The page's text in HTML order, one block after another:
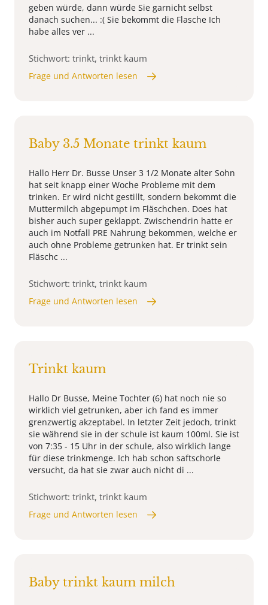
geben würde, dann würde Sie garnicht selbst
danach suchen... :( Sie bekommt die Flasche Ich
habe alles ver ...
Stichwort: trinkt, trinkt kaum
Frage und Antworten lesen
Baby 3.5 Monate trinkt kaum
Hallo Herr Dr. Busse Unser 3 1/2 Monate alter Sohn
hat seit knapp einer Woche Probleme mit dem
trinken. Er wird nicht gestillt, sondern bekommt die
Muttermilch abgepumpt im Fläschchen. Does hat
bisher auch super geklappt. Zwischendrin hatte er
auch im Notfall PRE Nahrung bekommen, welche er
auch ohne Probleme getrunken hat. Er trinkt sein
Fläschc ...
Stichwort: trinkt, trinkt kaum
Frage und Antworten lesen
Trinkt kaum
Hallo Dr Busse, Meine Tochter (6) hat noch nie so
wirklich viel getrunken, aber ich fand es immer
grenzwertig akzeptabel. In letzter Zeit jedoch, trinkt
sie während sie in der schule ist kaum 100ml. Sie ist
von 7:35 - 15 Uhr in der schule, also wirklich lange
für diese trinkmenge. Ich hab schon saftschorle
versucht, da hat sie zwar auch nicht di ...
Stichwort: trinkt, trinkt kaum
Frage und Antworten lesen
Baby trinkt kaum milch